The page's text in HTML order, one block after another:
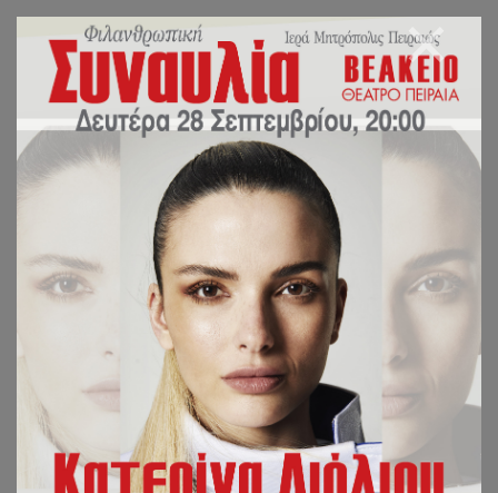
ΟΔΕΥΟΥΜΕ ΠΡΟΣ
ΘΕΣΜΟΘΕΤΗΣΗ ΚΑΙ
ΤΗΣ ΠΟΛΥΓΑΜΙΑΣ;
ΙΕΡΑ ΜΗΤΡΟΠΟΛΙΣ ΠΕΙΡΑΙΩΣ
ΓΡΑΦΕΙΟ ΕΠΙ ΤΩΝ ΑΙΡΕΣΕΩΝ ΚΑΙ ΤΩΝ